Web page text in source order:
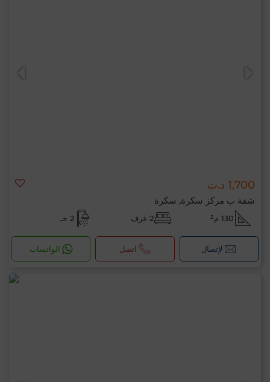
1,700 د.ت
شقة ب مركز سكرة, سكرة
130 م² 2 غرف 2 حـ
لإتصال اتصل الواتساب